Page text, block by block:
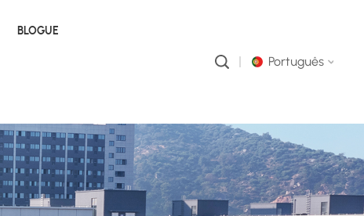
BLOGUE
Português
English
русский
português